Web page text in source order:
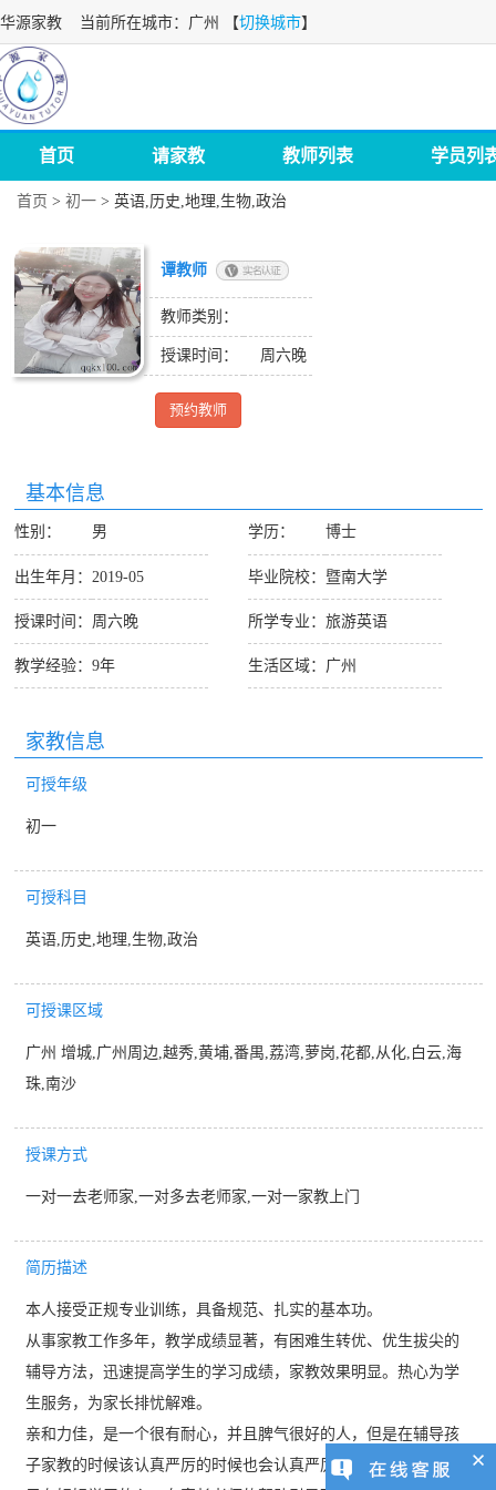
华源家教 当前所在城市：广州 【切换城市】
首页 请家教 教师列表 学员列
首页 > 初一 > 英语,历史,地理,生物,政治
谭教师
教师类别：
授课时间： 周六晚
预约教师
基本信息
性别： 男
出生年月： 2019-05
授课时间： 周六晚
教学经验： 9年
学历： 博士
毕业院校： 暨南大学
所学专业： 旅游英语
生活区域： 广州
家教信息
可授年级
初一
可授科目
英语,历史,地理,生物,政治
可授课区域
广州 增城,广州周边,越秀,黄埔,番禺,荔湾,萝岗,花都,从化,白云,海
珠,南沙
授课方式
一对一去老师家,一对多去老师家,一对一家教上门
简历描述
本人接受正规专业训练，具备规范、扎实的基本功。
从事家教工作多年，教学成绩显著，有困难生转优、优生拔尖的
辅导方法，迅速提高学生的学习成绩，家教效果明显。热心为学
生服务，为家长排忧解难。
亲和力佳，是一个很有耐心，并且脾气很好的人，但是在辅导孩
子家教的时候该认真严厉的时候也会认真严厉。我觉得，只要孩